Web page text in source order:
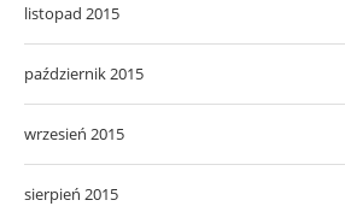
listopad 2015
październik 2015
wrzesień 2015
sierpień 2015